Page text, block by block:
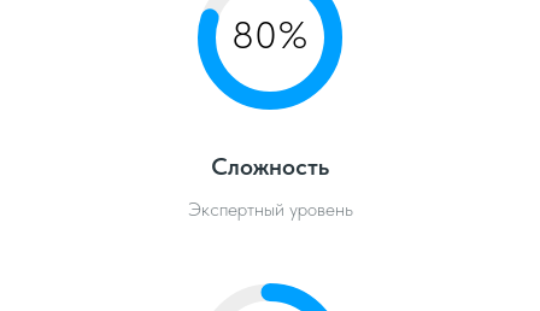
80%
Сложность
Экспертный уровень